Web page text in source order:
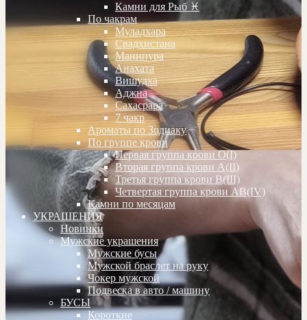
Камни для Рыб ♓️
По чакрам
Муладхара
Свадхистана
Манипура
Анахата
Вишудха
Аджна
Сахасрара
7 чакр
Ароматы по Зодиаку
По группе крови
Первая группа крови О(I)
Вторая группа крови А(II)
Третья группа крови В(III)
Четвертая группа крови АВ(IV)
Камни по месяцам
УКРАШЕНИЯ
Новинки
Мужские украшения
Мужские бусы
Мужской браслет на руку
Чокер мужской
Подвеска в авто / машину
БУСЫ
Короткие